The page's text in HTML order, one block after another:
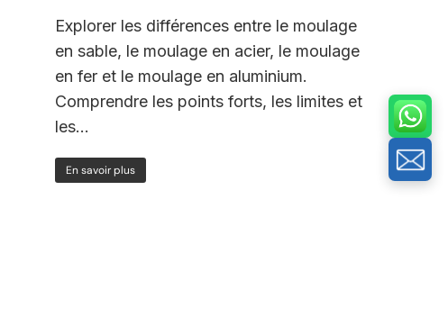
Explorer les différences entre le moulage
en sable, le moulage en acier, le moulage
en fer et le moulage en aluminium.
Comprendre les points forts, les limites et
les...
En savoir plus